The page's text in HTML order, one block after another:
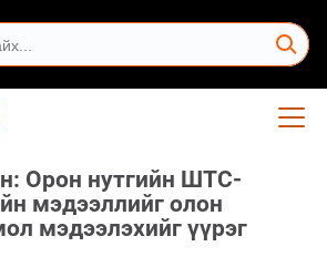
Орон нутгийн ШТС-
мэдээллийг олон
мэдээлэхийг үүрэг